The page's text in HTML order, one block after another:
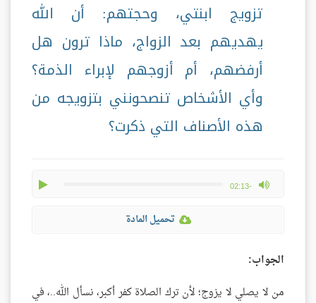
تزويج ابنتي، وحجتهم: أن الله
يهديهم بعد الزواج، ماذا ترون هل
أرفضهم، أم أزوجهم لإبراء الذمة؟
وأي الأشخاص تنصحونني بتزويجه من
هذه الأصناف التي ذكرت؟
-02:13
max volume
تحميل المادة
الجواب:
من لا يصلي لا يزوج؛ لأن ترك الصلاة كفر أكبر، نسأل الله..، في